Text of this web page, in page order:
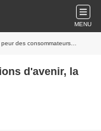
MENU
des consommateurs…
d'avenir, la